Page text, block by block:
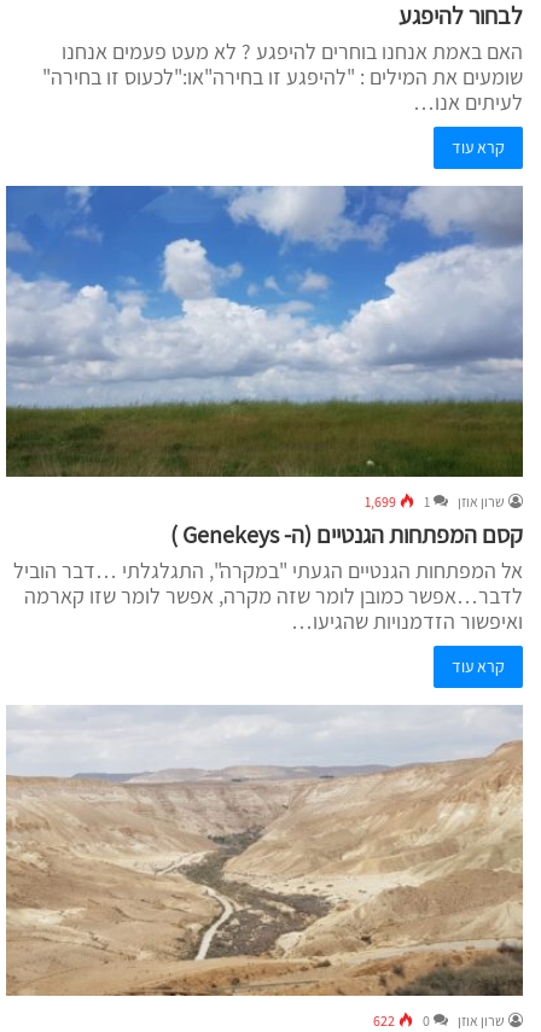
לבחור להיפגע
האם באמת אנחנו בוחרים להיפגע ? לא מעט פעמים אנחנו
שומעים את המילים : "להיפגע זו בחירה"או:"לכעוס זו בחירה"
לעיתים אנו…
קרא עוד
שרון אוזן 1
1,699
קסם המפתחות הגנטיים (ה- Genekeys )
אל המפתחות הגנטיים הגעתי "במקרה", התגלגלתי …דבר הוביל
לדבר…אפשר כמובן לומר שזה מקרה, אפשר לומר שזו קארמה
ואיפשור הזדמנויות שהגיעו…
קרא עוד
שרון אוזן 0
622